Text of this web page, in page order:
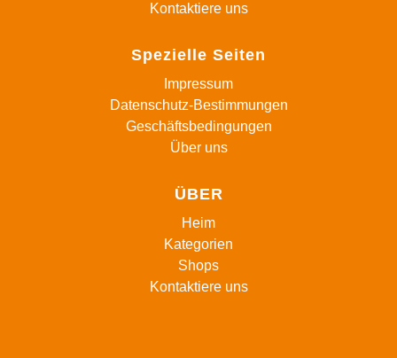
Kontaktiere uns
Spezielle Seiten
Impressum
Datenschutz-Bestimmungen
Geschäftsbedingungen
Über uns
ÜBER
Heim
Kategorien
Shops
Kontaktiere uns